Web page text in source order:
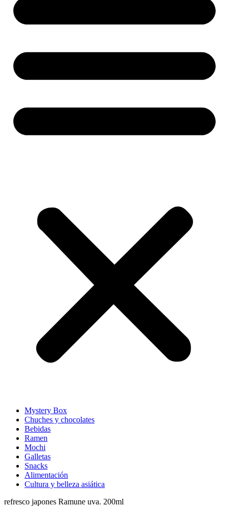
Mystery Box
Chuches y chocolates
Bebidas
Ramen
Mochi
Galletas
Snacks
Alimentación
Cultura y belleza asiática
refresco japones Ramune uva. 200ml